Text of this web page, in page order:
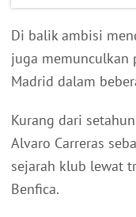
Di balik ambisi
juga memunculkan
Madrid dalam
Kurang dari
Alvaro Carreras
sejarah klub lewat
Benfica.